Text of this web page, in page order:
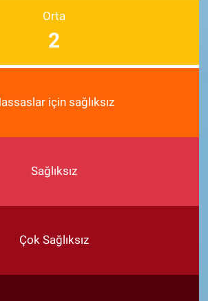
Orta
2
için sağlıksız
Sağlıksız
Çok Sağlıksız